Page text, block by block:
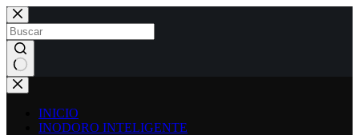
INICIO
INODORO INTELIGENTE